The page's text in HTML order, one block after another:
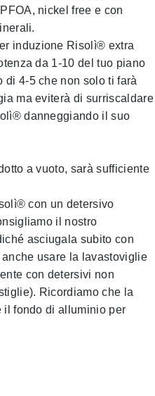
nickel free e con
induzione Risolì® extra
da 1-10 del tuo piano
di 4-5 che non solo ti farà
ma eviterà di surriscaldare
danneggiando il suo
a vuoto, sarà sufficiente
con un detersivo
il nostro
asciugala subito con
usare la lavastoviglie
con detersivi non
Ricordiamo che la
il fondo di alluminio per